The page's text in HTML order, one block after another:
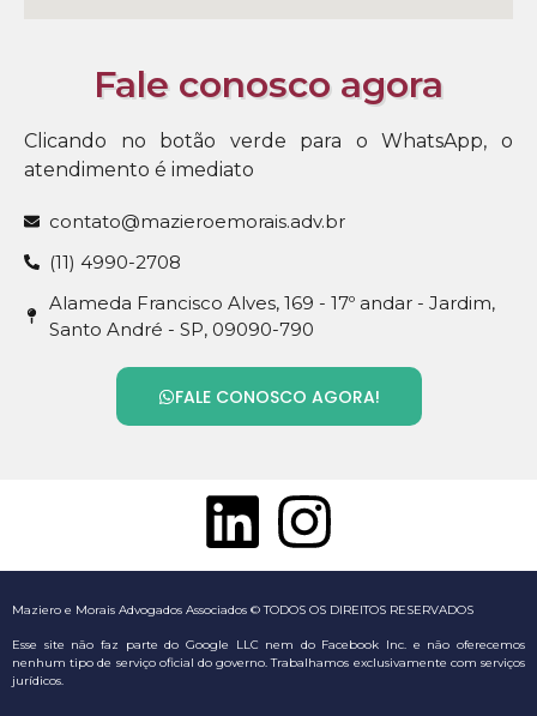
Fale conosco agora
Clicando no botão verde para o WhatsApp, o
atendimento é imediato
contato@mazieroemorais.adv.br
(11) 4990-2708
Alameda Francisco Alves, 169 - 17º andar - Jardim,
Santo André - SP, 09090-790
FALE CONOSCO AGORA!
Maziero e Morais Advogados Associados © TODOS OS DIREITOS RESERVADOS
Esse site não faz parte do Google LLC nem do Facebook Inc. e não oferecemos
nenhum tipo de serviço oficial do governo. Trabalhamos exclusivamente com serviços
jurídicos.